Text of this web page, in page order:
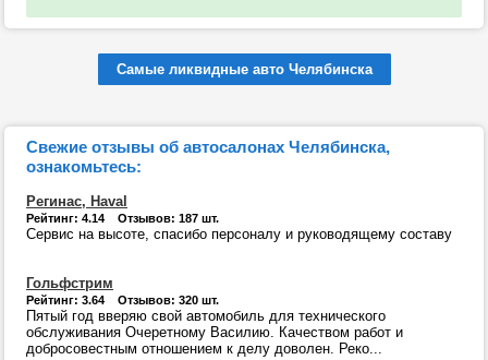
Самые ликвидные авто Челябинска
Свежие отзывы об автосалонах Челябинска,
ознакомьтесь:
Регинас, Haval
Рейтинг: 4.14 Отзывов: 187 шт.
Сервис на высоте, спасибо персоналу и руководящему составу
Гольфстрим
Рейтинг: 3.64 Отзывов: 320 шт.
Пятый год вверяю свой автомобиль для технического
обслуживания Очеретному Василию. Качеством работ и
добросовестным отношением к делу доволен. Реко...